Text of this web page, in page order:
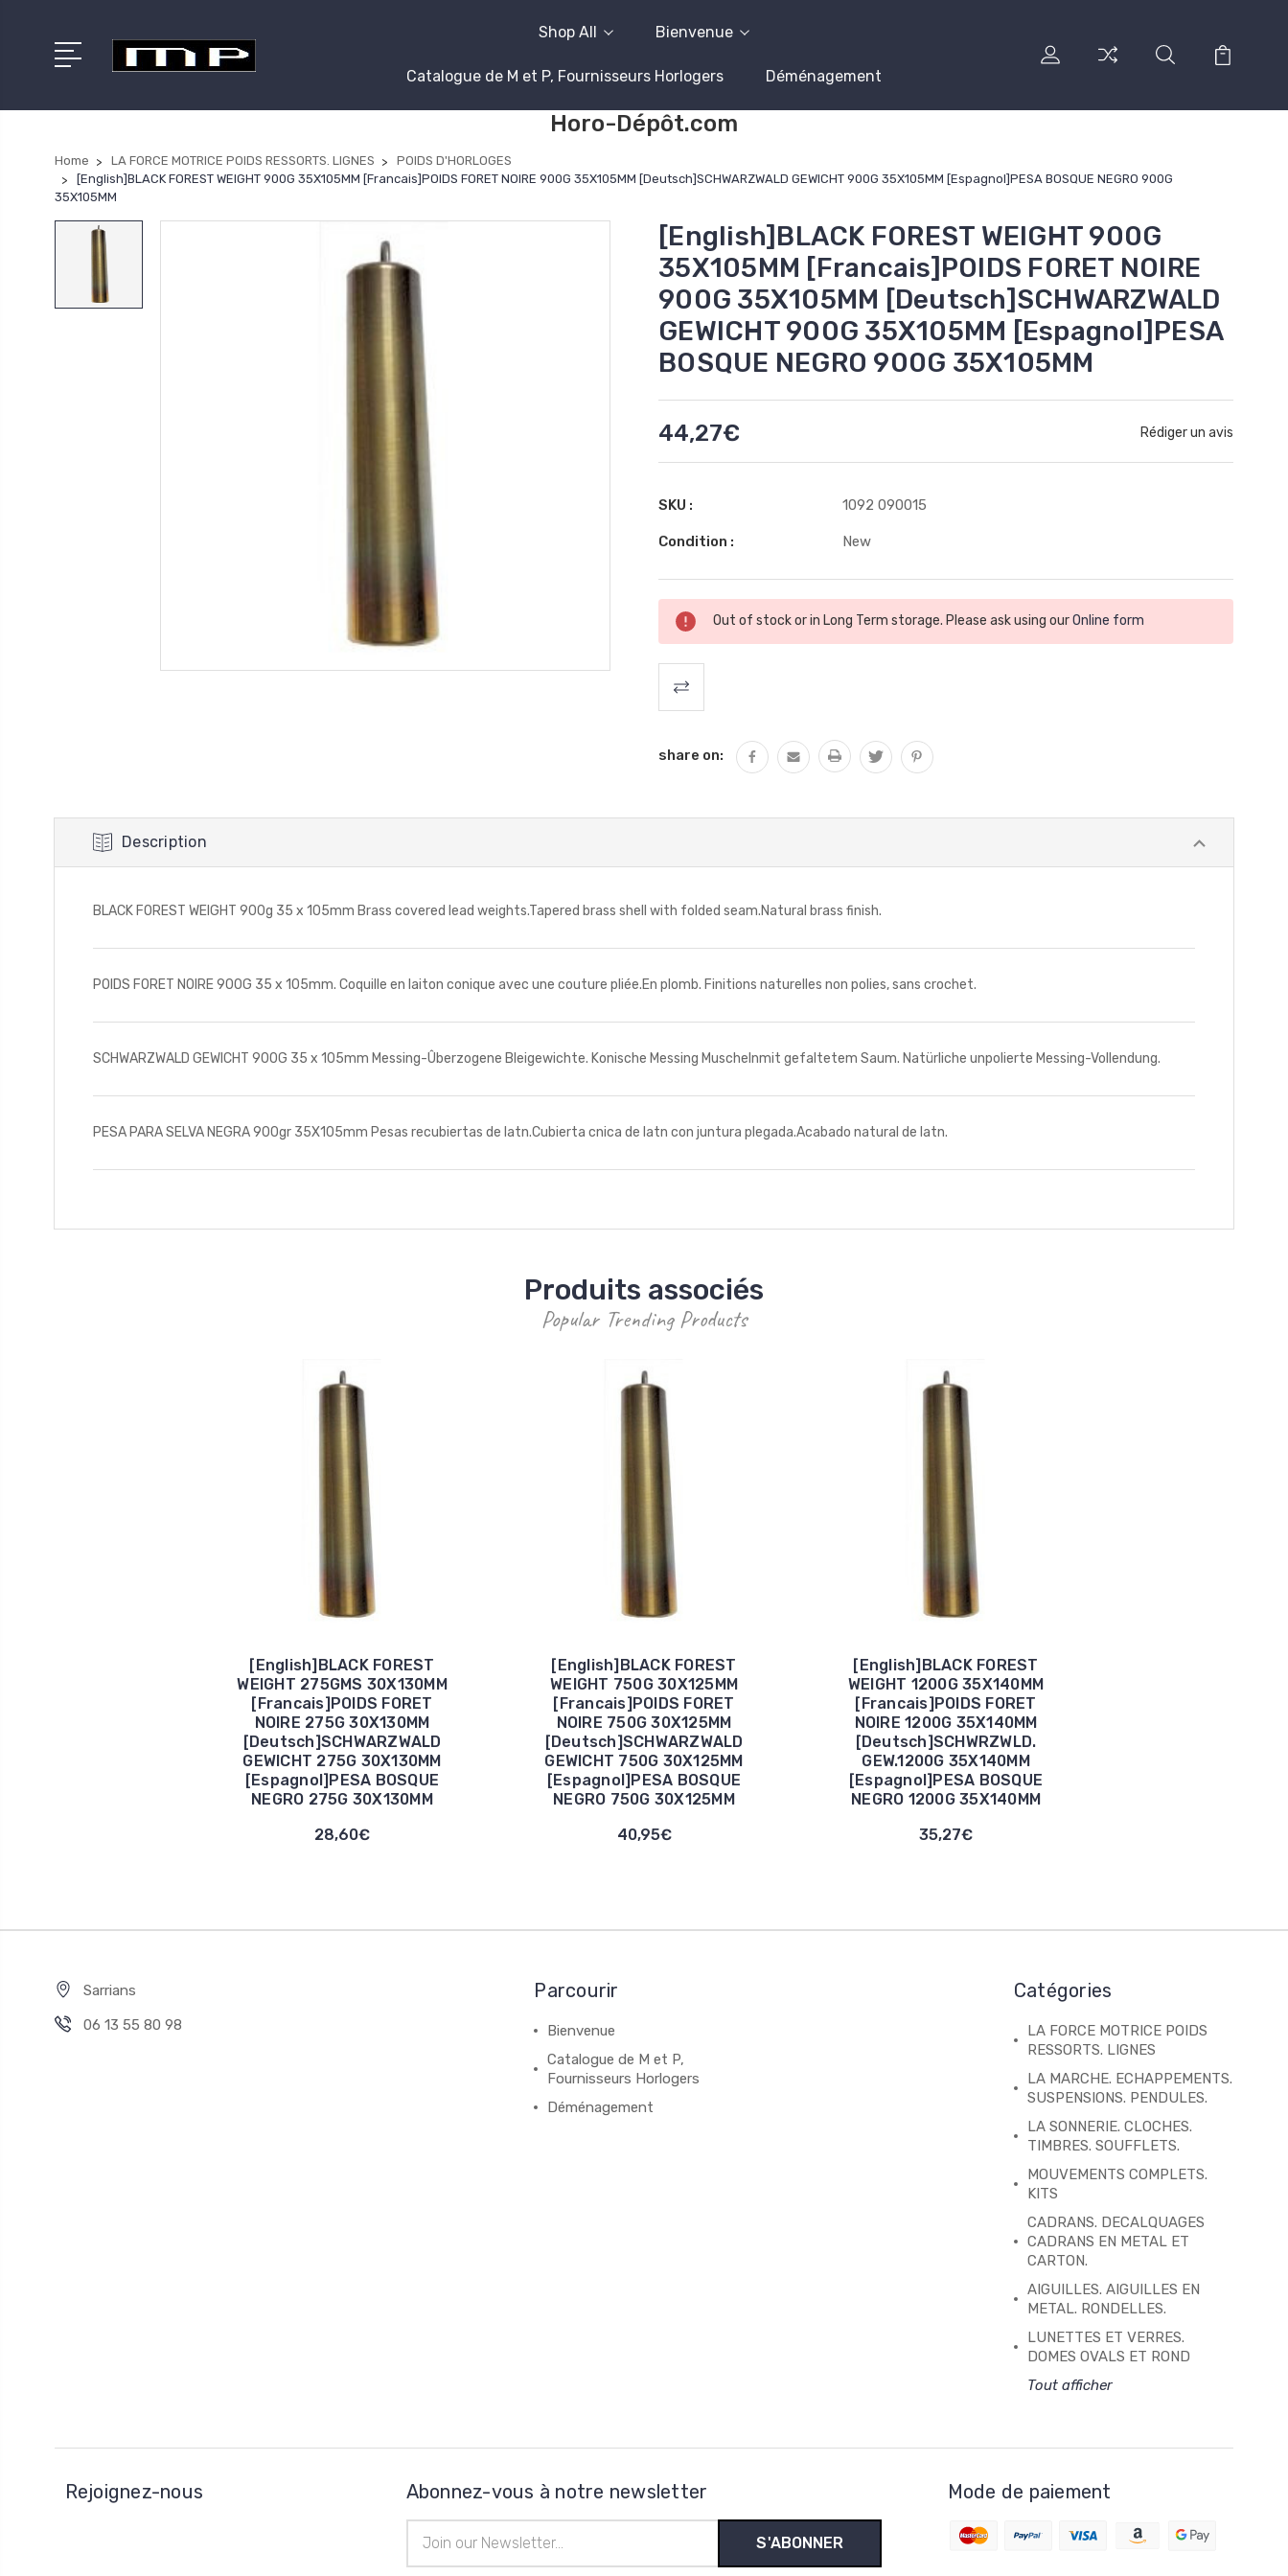
Shop All Bienvenue
Catalogue de M et P, Fournisseurs Horlogers Déménagement
Horo-Dépôt.com
Home LA FORCE MOTRICE POIDS RESSORTS. LIGNES
POIDS D'HORLOGES
[English]BLACK FOREST WEIGHT 900G 35X105MM [Francais]POIDS FORET NOIRE 900G 35X105MM [Deutsch]SCHWARZWALD GEWICHT 900G 35X105MM [Espagnol]PESA BOSQUE NEGRO 900G
35X105MM
[English]BLACK FOREST WEIGHT 900G
35X105MM [Francais]POIDS FORET NOIRE
900G 35X105MM [Deutsch]SCHWARZWALD
GEWICHT 900G 35X105MM [Espagnol]PESA
BOSQUE NEGRO 900G 35X105MM
44,27€ Rédiger un avis
SKU : 1092 090015
Condition : New
Stock
actuel
Out of stock or in Long Term storage. Please ask using ourOnline form
share on:
Description
BLACK FOREST WEIGHT 900g 35 x 105mm Brass covered lead weights.Tapered brass shell with folded seam.Natural brass finish.
POIDS FORET NOIRE 900G 35 x 105mm. Coquille en laiton conique avec une couture pliée.En plomb. Finitions naturelles non polies, sans crochet.
SCHWARZWALD GEWICHT 900G 35 x 105mm Messing-Ûberzogene Bleigewichte. Konische Messing Muschelnmit gefaltetem Saum. Natürliche unpolierte Messing-Vollendung.
PESA PARA SELVA NEGRA 900gr 35X105mm Pesas recubiertas de latn.Cubierta cnica de latn con juntura plegada.Acabado natural de latn.
Produits associés
Popular Trending Products
[English]BLACK FOREST
WEIGHT 275GMS 30X130MM
[Francais]POIDS FORET
NOIRE 275G 30X130MM
[Deutsch]SCHWARZWALD
GEWICHT 275G 30X130MM
[Espagnol]PESA BOSQUE
NEGRO 275G 30X130MM
28,60€
[English]BLACK FOREST
WEIGHT 750G 30X125MM
[Francais]POIDS FORET
NOIRE 750G 30X125MM
[Deutsch]SCHWARZWALD
GEWICHT 750G 30X125MM
[Espagnol]PESA BOSQUE
NEGRO 750G 30X125MM
40,95€
[English]BLACK FOREST
WEIGHT 1200G 35X140MM
[Francais]POIDS FORET
NOIRE 1200G 35X140MM
[Deutsch]SCHWRZWLD.
GEW.1200G 35X140MM
[Espagnol]PESA BOSQUE
NEGRO 1200G 35X140MM
35,27€
Sarrians
06 13 55 80 98
Parcourir
Bienvenue
Catalogue de M et P,
Fournisseurs Horlogers
Déménagement
Catégories
LA FORCE MOTRICE POIDS
RESSORTS. LIGNES
LA MARCHE. ECHAPPEMENTS.
SUSPENSIONS. PENDULES.
LA SONNERIE. CLOCHES.
TIMBRES. SOUFFLETS.
MOUVEMENTS COMPLETS.
KITS
CADRANS. DECALQUAGES
CADRANS EN METAL ET
CARTON.
AIGUILLES. AIGUILLES EN
METAL. RONDELLES.
LUNETTES ET VERRES.
DOMES OVALS ET ROND
Tout afficher
Rejoignez-nous Abonnez-vous à notre newsletter
mail
Mode de paiement